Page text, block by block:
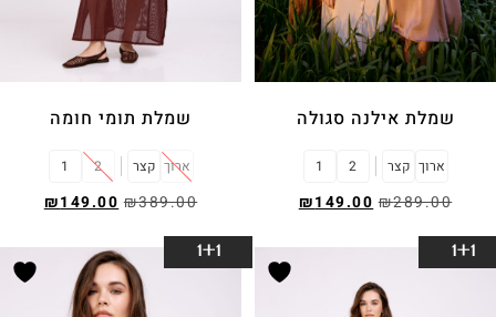
שמלת אילנה סגולה
ארוך קצר 2
1
₪289.00
₪149.00
בחר אפשרויות
שמלת תומי חומה
ארוך קצר 2
1
₪389.00
₪149.00
בחר אפשרויות
1+1
1+1